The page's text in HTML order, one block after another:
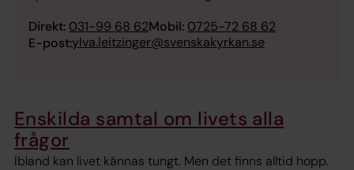
Direkt: 031-99 68 62Mobil: 0725-72 68 62
E-post:ylva.leitzinger@svenskakyrkan.se
Enskilda samtal om livets alla
frågor
Ibland kan livet kännas tungt. Men det finns alltid hopp.